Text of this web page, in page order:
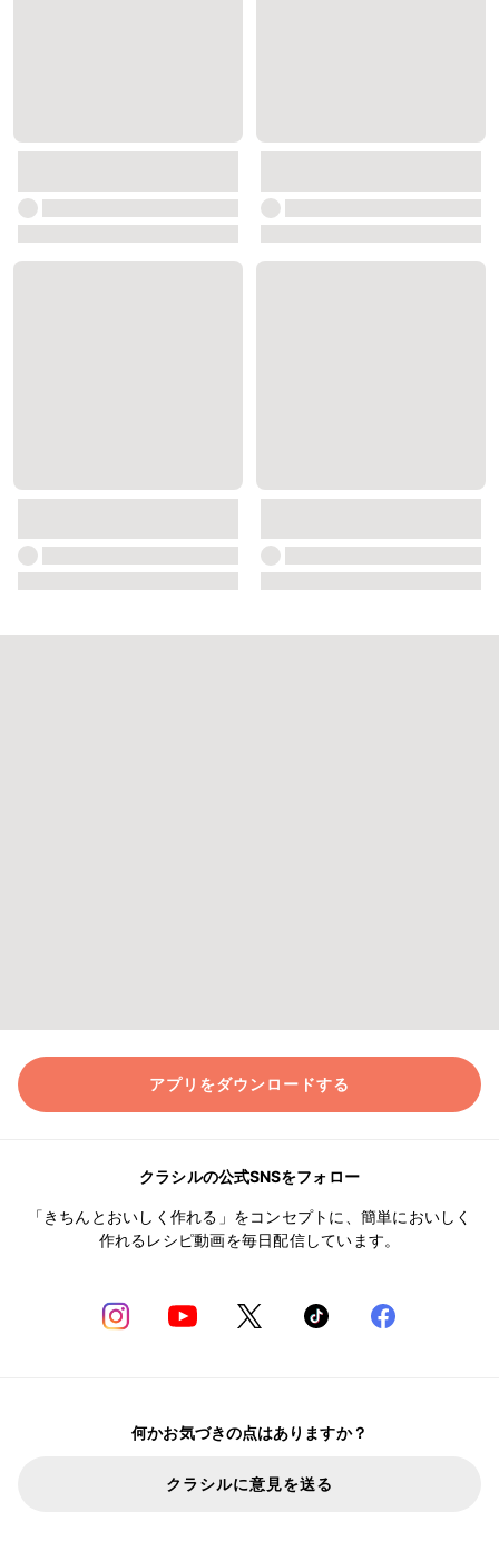
アプリをダウンロードする
クラシルの公式SNSをフォロー
「きちんとおいしく作れる」をコンセプトに、簡単においしく
作れるレシピ動画を毎日配信しています。
何かお気づきの点はありますか？
クラシルに意見を送る